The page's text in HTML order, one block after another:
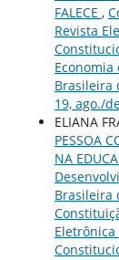
FALECE ,
Revista
Economia
Brasileira
19, ago./
ELIANA
PESSOA
NA
Brasileira